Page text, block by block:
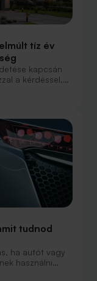
tíz év
kapcsán
a kérdéssel,
jobban. Előző
a
inkább a
áll ma valaki,
aki a bérlés
tudnod
ha autót vagy
használni
fizetniük.